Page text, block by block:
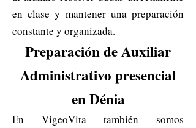
en clase y mantener una preparación
constante y organizada.
Preparación de Auxiliar
Administrativo presencial
en Dénia
En VigeoVita también somos